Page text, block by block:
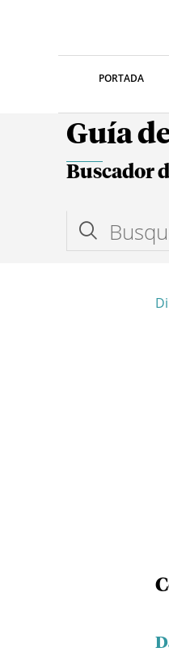
PORTADA
Guía
Buscador